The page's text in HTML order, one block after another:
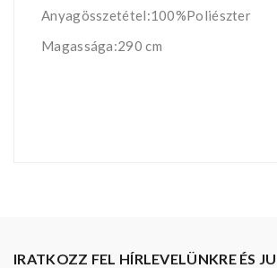
Anyagösszetétel:100%Poliészter
Magassága:290 cm
IRATKOZZ FEL HÍRLEVELÜNKRE ÉS